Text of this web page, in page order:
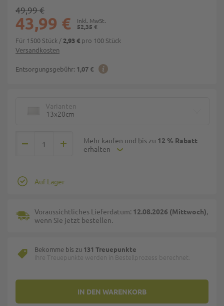
Versandkosten
Entsorgungsgebühr: 1,07 €
52,35 €
43,99 €
49,99 €
Für 1500 Stück / 2,93 € pro 100 Stück
Varianten
13x20cm
Mehr kaufen und bis zu 12 % Rabatt
erhalten
IN DEN WARENKORB
Auf Lager
Voraussichtliches Lieferdatum: 12.08.2026 (Mittwoch),
wenn Sie jetzt bestellen.
Bekomme bis zu 131 Treuepunkte
Ihre Treuepunkte werden in Bestellprozess berechnet.